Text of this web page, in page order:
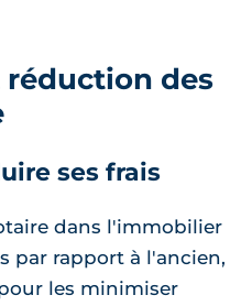
des
ses frais
dans l'immobilier
par rapport à l'ancien,
les minimiser